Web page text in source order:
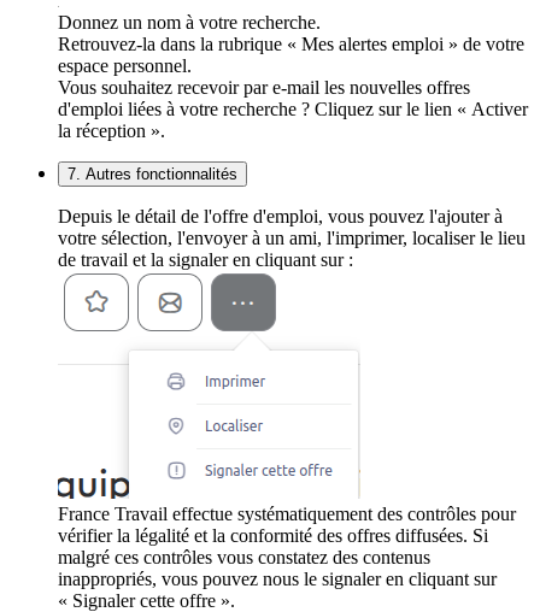
Donnez un nom à votre recherche.
Retrouvez-la dans la rubrique « Mes alertes emploi » de votre
espace personnel.
Vous souhaitez recevoir par e-mail les nouvelles offres
d'emploi liées à votre recherche ? Cliquez sur le lien « Activer
la réception ».
7. Autres fonctionnalités
Depuis le détail de l'offre d'emploi, vous pouvez l'ajouter à
votre sélection, l'envoyer à un ami, l'imprimer, localiser le lieu
de travail et la signaler en cliquant sur :
France Travail effectue systématiquement des contrôles pour
vérifier la légalité et la conformité des offres diffusées. Si
malgré ces contrôles vous constatez des contenus
inappropriés, vous pouvez nous le signaler en cliquant sur
« Signaler cette offre ».